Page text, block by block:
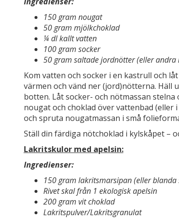
150 gram nougat
50 gram mjölkchoklad
¼ dl kallt vatten
100 gram socker
50 gram saltade jordnötter (eller andra
Kom vatten och socker i en kastrull och
värmen och vänd ner (jord)nötterna. Häll
botten. Låt socker- och nötmassan stelna
nougat och choklad över vattenbad (eller
och spruta nougatmassan i små
Ställ din färdiga nötchoklad i kylskåpet –
Lakritskulor med apelsin:
Ingredienser:
150 gram lakritsmarsipan (eller
Rivet skal från 1 ekologisk apelsin
200 gram vit choklad
Lakritspulver/Lakritsgranulat